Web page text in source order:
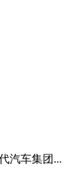
汽车集团...